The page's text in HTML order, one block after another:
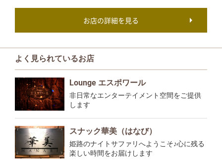
お店の詳細を見る
よく見られているお店
Lounge エスポワール
非日常なエンターテイメント空間をご提供
します
スナック華美（はなび）
姫路のナイトサファリへようこそ♪心に残る
楽しい時間をお届けします